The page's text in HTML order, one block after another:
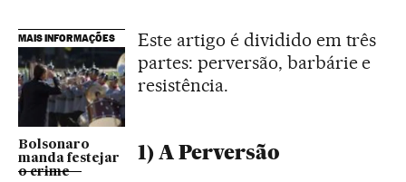
MAIS INFORMAÇÕES
Bolsonaro
manda festejar
o crime
Este artigo é dividido em três
partes: perversão, barbárie e
resistência.
1) A Perversão